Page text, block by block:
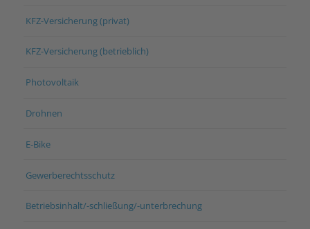
KFZ-Versicherung (privat)
KFZ-Versicherung (betrieblich)
Photovoltaik
Drohnen
E-Bike
Gewerberechtsschutz
Betriebsinhalt/-schließung/-unterbrechung